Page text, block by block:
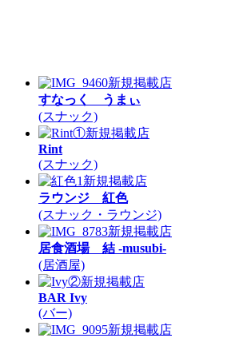
新規掲載店
すなっく うまぃ
(スナック)
新規掲載店
Rint
(スナック)
新規掲載店
ラウンジ 紅色
(スナック・ラウンジ)
新規掲載店
居食酒場 結 -musubi-
(居酒屋)
新規掲載店
BAR Ivy
(バー)
新規掲載店